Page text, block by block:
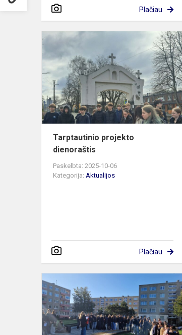
Plačiau
Tarptautinio projekto
dienoraštis
Paskelbta: 2025-10-06
Kategorija: Aktualijos
Plačiau